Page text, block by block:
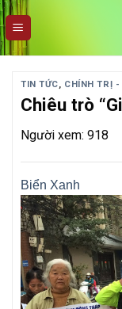
Skip
to
content
TIN TỨC, CHÍNH TRỊ -
Chiêu trò
Người xem: 918
Biển Xanh